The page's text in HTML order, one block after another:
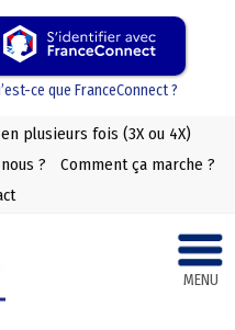
ce que FranceConnect ?
plusieurs fois (3X ou 4X)
?
Comment ça marche ?
MENU